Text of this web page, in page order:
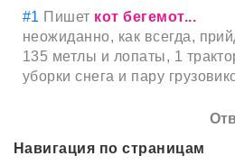
#1 Пишет кот бегемот...
неожиданно, как всегда,
135 метлы и лопаты, 1
уборки снега и пару
Навигация по страницам